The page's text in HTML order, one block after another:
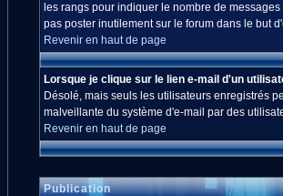
les rangs pour indiquer le nombre de
pas poster inutilement sur le forum dans le but
Revenir en haut de page
Lorsque je clique sur le lien e-mail d'un
Désolé, mais seuls les utilisateurs enregistrés
malveillante du système d'e-mail par des
Revenir en haut de page
Publication